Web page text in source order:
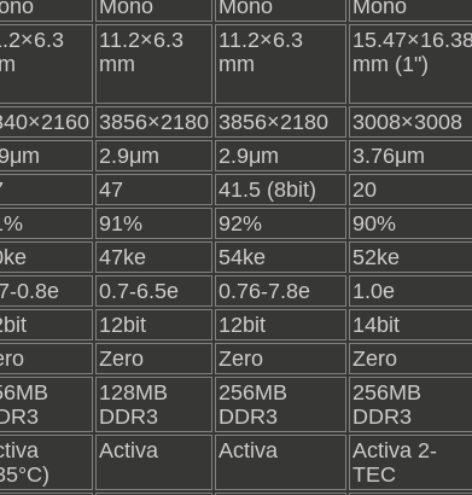
Mono
Mono
Mono
11.2×6.3
mm
11.2×6.3
mm
mm (1")
3856×2180 3856×2180 3008×3008
2.9μm 2.9μm 3.76μm
47 41.5 (8bit) 20
91% 92% 90%
47ke 54ke 52ke
0.8e 0.7-6.5e 0.76-7.8e 1.0e
12bit 12bit 14bit
Zero Zero Zero
128MB
DDR3
256MB
DDR3
256MB
DDR3
Activa Activa
Activa 2-
TEC